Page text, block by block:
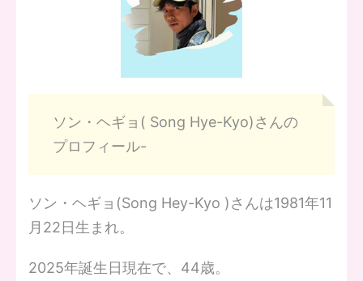
ソン・ヘギョ( Song Hye-Kyo)さんの
プロフィール-
ソン・ヘギョ(Song Hey-Kyo )さんは1981年11
月22日生まれ。
2025年誕生日現在で、44歳。